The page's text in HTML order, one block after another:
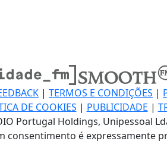
| TERMOS E CONDIÇÕES |
DE COOKIES | PUBLICIDADE |
Portugal Holdings, Unipessoal
consentimento é expressamente